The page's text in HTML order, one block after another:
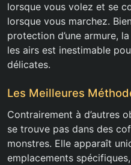
lorsque vous volez et se
lorsque vous marchez.
protection d’une armure,
les airs est inestimable
délicates.
Les Meilleures
Contrairement à d’autres
se trouve pas dans des
monstres. Elle apparaît
emplacements